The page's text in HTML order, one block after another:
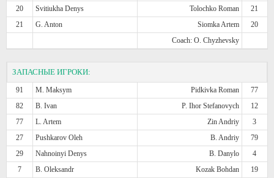
20
Svitiukha Denys Tolochko Roman
21
21
G. Anton Siomka Artem
20
Coach: O. Chyzhevsky
ЗАПАСНЫЕ ИГРОКИ:
91 M. Maksym Pidkivka Roman
77
82
B. Ivan P. Ihor Stefanovych
12
77
L. Artem Zin Andriy
3
27
Pushkarov Oleh B. Andriy
79
29
Nahnoinyi Denys B. Danylo
4
7
B. Oleksandr Kozak Bohdan
19